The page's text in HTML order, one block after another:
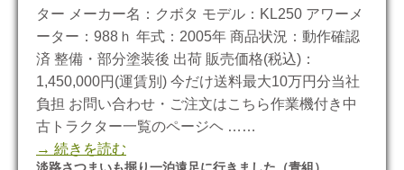
ター メーカー名：クボタ モデル：KL250 アワーメ
ーター：988ｈ 年式：2005年 商品状況：動作確認
済 整備・部分塗装後 出荷 販売価格(税込)：
1,450,000円(運賃別) 今だけ送料最大10万円分当社
負担 お問い合わせ・ご注文はこちら作業機付き中
古トラクター一覧のページヘ ……
→ 続きを読む